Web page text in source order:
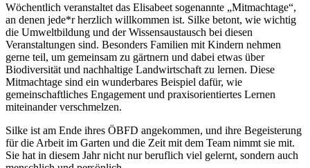
Wöchentlich veranstaltet das Elisabeet sogenannte „Mitmachtage“,
an denen jede*r herzlich willkommen ist. Silke betont, wie wichtig
die Umweltbildung und der Wissensaustausch bei diesen
Veranstaltungen sind. Besonders Familien mit Kindern nehmen
gerne teil, um gemeinsam zu gärtnern und dabei etwas über
Biodiversität und nachhaltige Landwirtschaft zu lernen. Diese
Mitmachtage sind ein wunderbares Beispiel dafür, wie
gemeinschaftliches Engagement und praxisorientiertes Lernen
miteinander verschmelzen.
Silke ist am Ende ihres ÖBFD angekommen, und ihre Begeisterung
für die Arbeit im Garten und die Zeit mit dem Team nimmt sie mit.
Sie hat in diesem Jahr nicht nur beruflich viel gelernt, sondern auch